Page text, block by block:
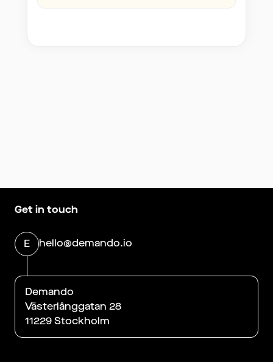
Get in touch
E hello@demando.io
Demando
Västerlånggatan 28
11229 Stockholm